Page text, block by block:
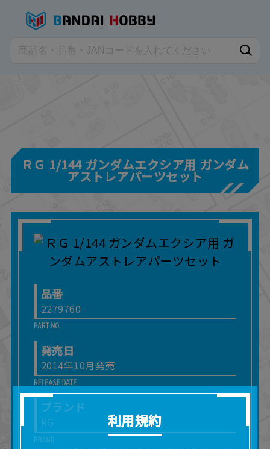
ＲＧ 1/144 ガンダムエクシア用 ガンダム
アストレアパーツセット
品番
2279760
発売日
2014年10月発売
ブランド
RG 利用規約